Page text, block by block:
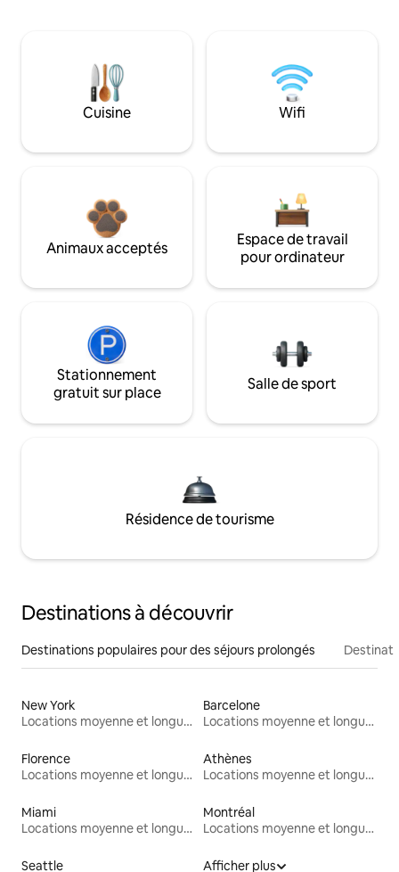
Cuisine Wifi
Animaux acceptés
Espace de travail
pour ordinateur
Stationnement
gratuit sur place
Salle de sport
Résidence de tourisme
Destinations à découvrir
Destinations populaires pour des séjours prolongés
New York
Locations moyenne et longue durée
Barcelone
Locations moyenne et longue durée
Florence
Locations moyenne et longue durée
Athènes
Locations moyenne et longue durée
Miami
Locations moyenne et longue durée
Montréal
Locations moyenne et longue durée
Seattle Afficher plus